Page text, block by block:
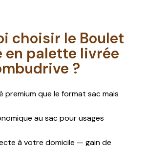
Boulet Starcite
Palette livrée (nombre de
sacs variable)
Chauffage principal ou
choisir le Boulet
en palette livrée
?
premium que le format sac mais
au sac pour usages
à votre domicile — gain de